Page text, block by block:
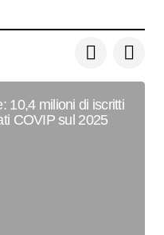
10,4 milioni di iscritti
COVIP sul 2025